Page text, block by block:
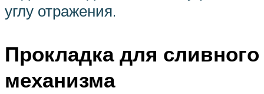
углу отражения.
Прокладка для сливного
механизма